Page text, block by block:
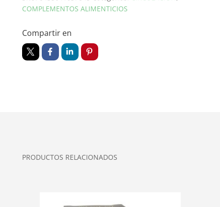
COMPLEMENTOS ALIMENTICIOS
Compartir en
PRODUCTOS RELACIONADOS